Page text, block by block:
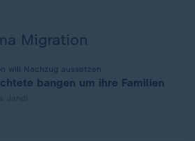
Migration
will Nachzug aussetzen
bangen um ihre Familien